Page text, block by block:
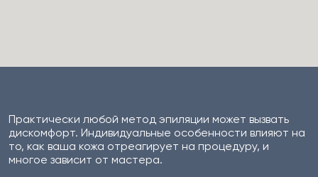
Практически любой метод эпиляции может вызвать
дискомфорт. Индивидуальные особенности влияют на
то, как ваша кожа отреагирует на процедуру, и
многое зависит от мастера.